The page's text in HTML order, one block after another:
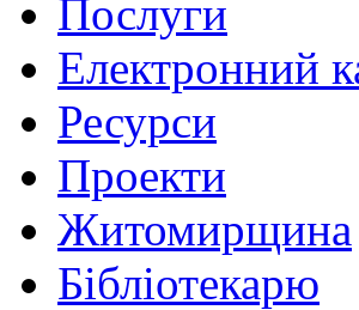
Послуги
Електронний
Ресурси
Проекти
Житомирщина
Бібліотекарю